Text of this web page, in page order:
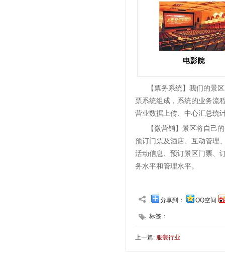
【票务系统】我们的景
票系统组成，系统的业务流
营业数据上传、中心汇总统
【微营销】景区将自己
预订门票及酒店、互动管理
活动信息、预订景区门票、
务水平和管理水平。
分享到： QQ空间
标签：
上一篇: 服装行业